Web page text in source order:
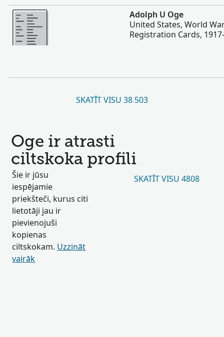
Vairāk
Adolph U Oge
United States, World
Registration Cards,
SKATĪT VISU 38 503
Oge ir atrasti
ciltskoka profili
Šie ir jūsu
iespējamie
priekšteči, kurus citi
lietotāji jau ir
pievienojuši
kopienas
ciltskokam. Uzzināt
vairāk
SKATĪT VISU 4808